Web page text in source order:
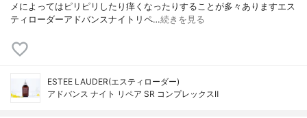
メによってはピリピリしたり痒くなったりすることが多々ありますエス
ティローダーアドバンスナイトリペ…続きを見る
ESTEE LAUDER(エスティローダー)
アドバンス ナイト リペア SR コンプレックスⅡ